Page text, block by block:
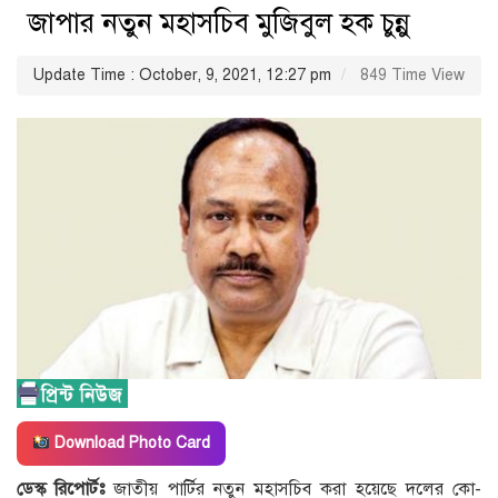
জাপার নতুন মহাসচিব মুজিবুল হক চুন্নু
Update Time : October, 9, 2021, 12:27 pm 849 Time View
Download Photo Card
ডেস্ক রিপোর্টঃজাতীয় পার্টির নতুন মহাসচিব করা হয়েছে দলের কো-